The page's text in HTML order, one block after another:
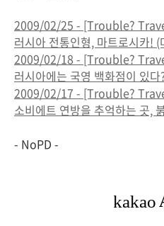
2009/02/25 - [Trouble?
러시아 전통인형, 마트로시카! (
2009/02/18 - [Trouble?
러시아에는 국영 백화점이 있
2009/02/17 - [Trouble?
소비에트 연방을 추억하는 곳,
- NoPD -